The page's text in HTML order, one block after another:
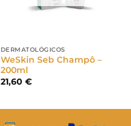
DERMATOLÓGICOS
WeSkin Seb Champô –
200ml
21,60 €